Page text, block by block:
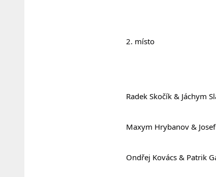
				2. místo
Radek Skočík & Jáchym
Maxym Hrybanov &
Ondřej Kovács & Patrik